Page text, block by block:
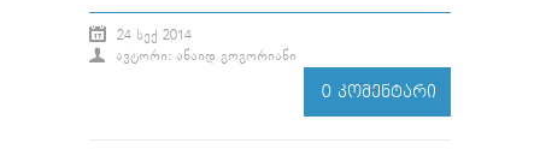
24 ᲡᲔᲥ 2014
ᲐᲕᲢᲝᲠᲘ: ᲐᲜᲐᲘᲓ ᲒᲝᲒᲝᲠᲘᲐᲜᲘ
0 ᲙᲝᲛᲔᲜᲢᲐᲠᲘ